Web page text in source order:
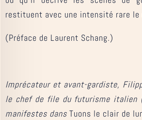
restituent avec une intensité rare le
(Préface de Laurent Schang.)
Imprécateur et avant-gardiste,
le chef de file du futurisme italien
manifestes dans Tuons le clair de